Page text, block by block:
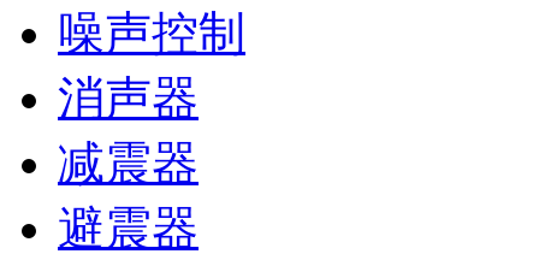
噪声控制
消声器
减震器
避震器